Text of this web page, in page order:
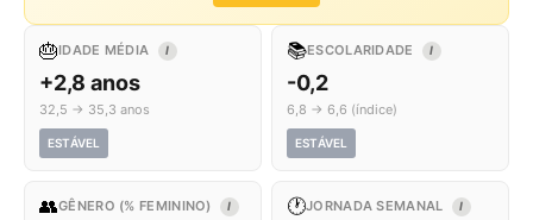
🎂IDADE MÉDIA I
+2,8 anos
32,5 → 35,3 anos
ESTÁVEL
📚ESCOLARIDADE I
-0,2
6,8 → 6,6 (índice)
ESTÁVEL
👥GÊNERO (% FEMININO) I 🕐JORNADA SEMANAL I